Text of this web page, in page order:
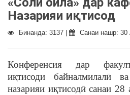
Назарияи иқтисод
Бинанда: 3137 | Санаи нашр: 30
Конференсия дар
иқтисоди байналмилалӣ
назарияи иқтисодӣ санаи